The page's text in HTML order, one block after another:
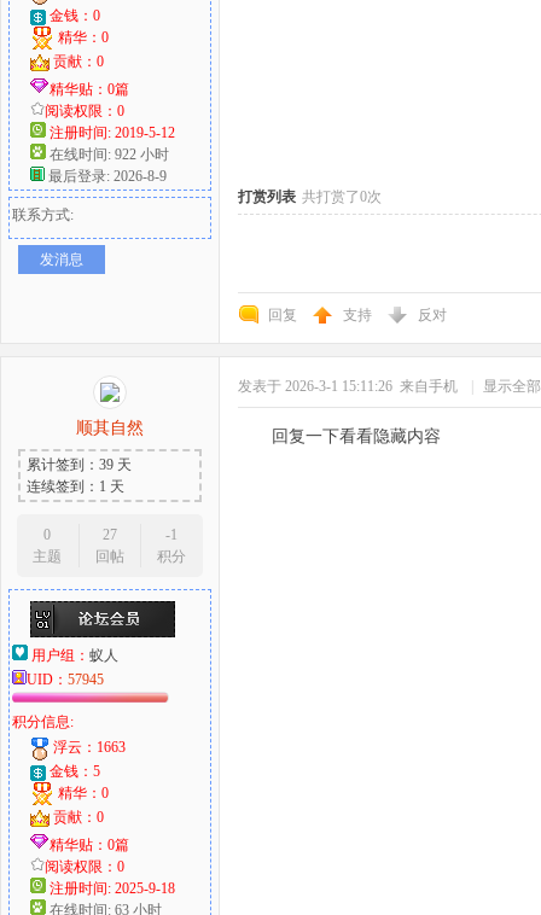
好
金钱：0
精华：0
贡献：0
精华贴：0篇
阅读权限：0
注册时间: 2019-5-12
在线时间: 922 小时
最后登录: 2026-8-9
联系方式:
发消息
打赏列表 共打赏了0次
回复 支持 反对
顺其自然
累计签到：39 天
连续签到：1 天
0
主题
27
回帖
-1
积分
用户组： 蚁人
UID： 57945
积分信息:
浮云：1663
金钱：5
精华：0
贡献：0
精华贴：0篇
阅读权限：0
注册时间: 2025-9-18
在线时间: 63 小时
发表于 2026-3-1 15:11:26 来自手机 显示全
回复一下看看隐藏内容